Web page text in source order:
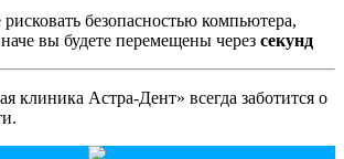
безопасностью компьютера,
вы будете перемещены через секунд
клиника Астра-Дент» всегда заботится о